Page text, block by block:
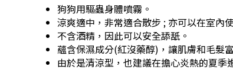
狗狗用驅蟲身體噴霧。
涼爽適中，非常適合散步 ; 亦可以在室內
不含酒精，因此可以安全舔舐。
蘊含保濕成分(紅沒藥醇)，讓肌膚和毛髮
由於是清涼型，也建議在擔心炎熱的夏季